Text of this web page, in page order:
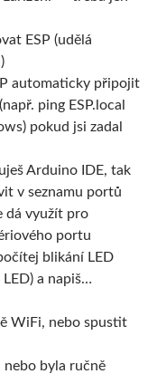
ESP (udělá
automaticky připojit
ping ESP.local
pokud jsi zadal
Arduino IDE, tak
v seznamu portů
dá využít pro
portu
blikání LED
a napiš…
WiFi, nebo spustit
byla ručně